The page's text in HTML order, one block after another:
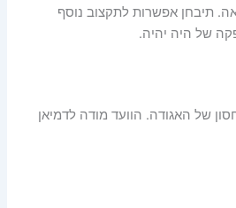
תיבחן אפשרות לתקצוב נוסף
של היה יהיה.
של האגודה. הוועד מודה לדמיאן